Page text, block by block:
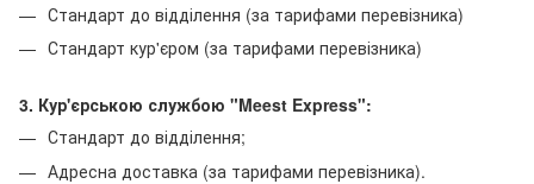
Стандарт до відділення (за тарифами перевізника)
Стандарт кур'єром (за тарифами перевізника)
3. Кур'єрською службою "Meest Express":
Стандарт до відділення;
Адресна доставка (за тарифами перевізника).